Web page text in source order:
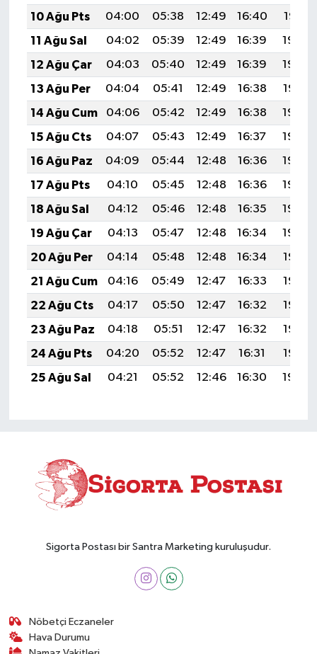
10 Ağu Pts
04:00 05:38 12:49 16:40
19:51
11 Ağu Sal
04:02 05:39 12:49 16:39
19:50
12 Ağu Çar
04:03 05:40 12:49 16:39
19:48
13 Ağu Per
04:04 05:41 12:49 16:38
19:47
14 Ağu Cum
04:06 05:42 12:49 16:38
19:46
15 Ağu Cts
04:07 05:43 12:49 16:37
19:44
16 Ağu Paz
04:09 05:44 12:48 16:36
19:43
17 Ağu Pts
04:10 05:45 12:48 16:36
19:42
18 Ağu Sal
04:12 05:46 12:48 16:35
19:40
19 Ağu Çar
04:13 05:47 12:48 16:34
19:39
20 Ağu Per
04:14 05:48 12:48 16:34
19:37
21 Ağu Cum
04:16 05:49 12:47 16:33
19:36
22 Ağu Cts
04:17 05:50 12:47 16:32
19:35
23 Ağu Paz
04:18 05:51 12:47 16:32
19:33
24 Ağu Pts
04:20 05:52 12:47 16:31
19:32
25 Ağu Sal
04:21 05:52 12:46 16:30 19:30
Sigorta Postası bir Santra Marketing kuruluşudur.
Nöbetçi Eczaneler
Hava Durumu